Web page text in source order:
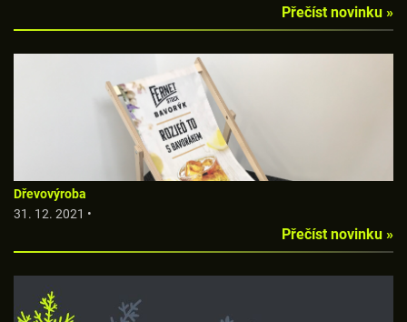
Přečíst novinku »
Dřevovýroba
31. 12. 2021 •
Přečíst novinku »